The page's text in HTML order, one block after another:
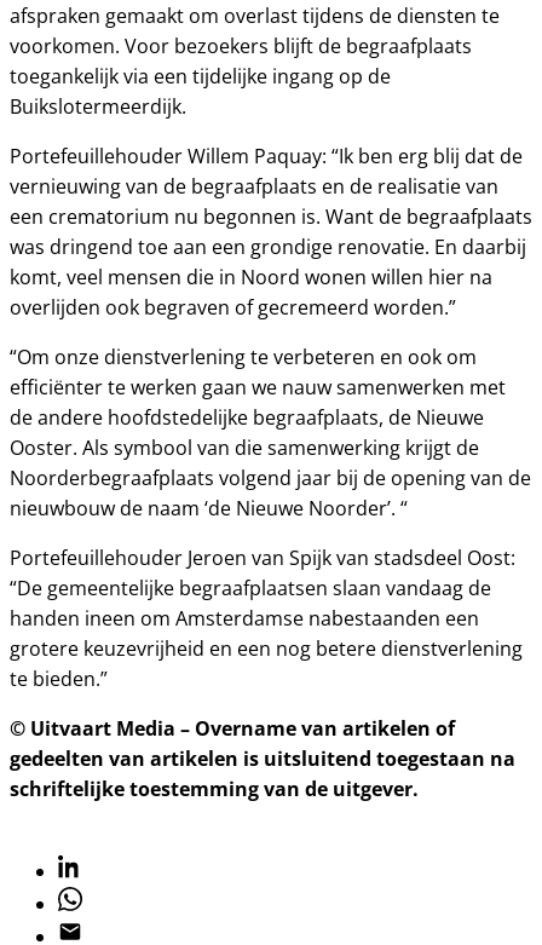
afspraken gemaakt om overlast tijdens de diensten te
voorkomen. Voor bezoekers blijft de begraafplaats
toegankelijk via een tijdelijke ingang op de
Buikslotermeerdijk.
Portefeuillehouder Willem Paquay: “Ik ben erg blij dat de
vernieuwing van de begraafplaats en de realisatie van
een crematorium nu begonnen is. Want de begraafplaats
was dringend toe aan een grondige renovatie. En daarbij
komt, veel mensen die in Noord wonen willen hier na
overlijden ook begraven of gecremeerd worden.”
“Om onze dienstverlening te verbeteren en ook om
efficiënter te werken gaan we nauw samenwerken met
de andere hoofdstedelijke begraafplaats, de Nieuwe
Ooster. Als symbool van die samenwerking krijgt de
Noorderbegraafplaats volgend jaar bij de opening van de
nieuwbouw de naam ‘de Nieuwe Noorder’. “
Portefeuillehouder Jeroen van Spijk van stadsdeel Oost:
“De gemeentelijke begraafplaatsen slaan vandaag de
handen ineen om Amsterdamse nabestaanden een
grotere keuzevrijheid en een nog betere dienstverlening
te bieden.”
© Uitvaart Media – Overname van artikelen of
gedeelten van artikelen is uitsluitend toegestaan na
schriftelijke toestemming van de uitgever.
Linkedin
Whatsapp
Email